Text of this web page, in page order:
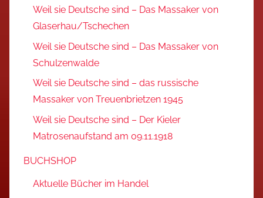
Weil sie Deutsche sind – Das Massaker von
Glaserhau/Tschechen
Weil sie Deutsche sind – Das Massaker von
Schulzenwalde
Weil sie Deutsche sind – das russische
Massaker von Treuenbrietzen 1945
Weil sie Deutsche sind – Der Kieler
Matrosenaufstand am 09.11.1918
BUCHSHOP
Aktuelle Bücher im Handel